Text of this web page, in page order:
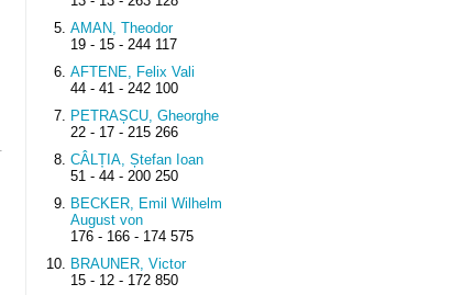
AMAN, Theodor
19 - 15 - 244 117
AFTENE, Felix Vali
44 - 41 - 242 100
PETRAȘCU, Gheorghe
22 - 17 - 215 266
CÂLȚIA, Ștefan Ioan
51 - 44 - 200 250
BECKER, Emil Wilhelm
August von
176 - 166 - 174 575
BRAUNER, Victor
15 - 12 - 172 850